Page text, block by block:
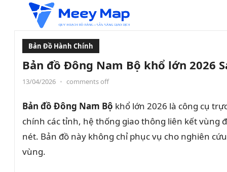
Bản Đồ Hành Chính
Bản đồ Đông Nam Bộ khổ lớn 2026
13/04/2026 • comments off
Bản đồ Đông Nam Bộ khổ lớn 2026 là công cụ
chính các tỉnh, hệ thống giao thông liên kết vùng
nét. Bản đồ này không chỉ phục vụ cho nghiên
vùng.